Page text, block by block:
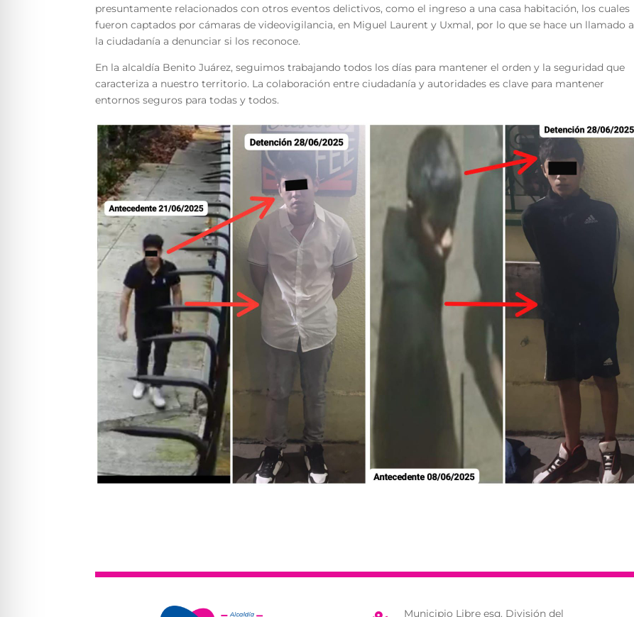
presuntamente relacionados con otros eventos delictivos, como el ingreso a una casa habitación, los cuales
fueron captados por cámaras de videovigilancia, en Miguel Laurent y Uxmal, por lo que se hace un llamado a
la ciudadanía a denunciar si los reconoce.
En la alcaldía Benito Juárez, seguimos trabajando todos los días para mantener el orden y la seguridad que
caracteriza a nuestro territorio. La colaboración entre ciudadanía y autoridades es clave para mantener
entornos seguros para todas y todos.
Municipio Libre esq. División del